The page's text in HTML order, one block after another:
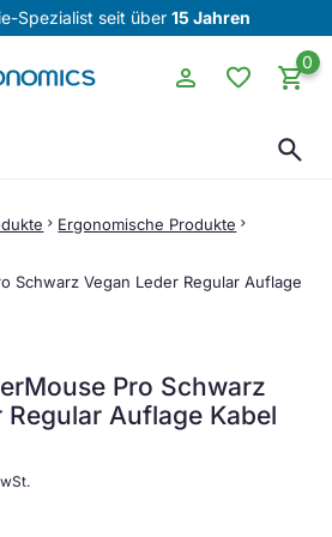
Spezialist seit über 15 Jahren
search
person favorite 0
shopping_cart
chevron_right Ergonomische Produkte chevron_right
Schwarz Vegan Leder Regular Auflage
Pro Schwarz
Regular Auflage Kabel